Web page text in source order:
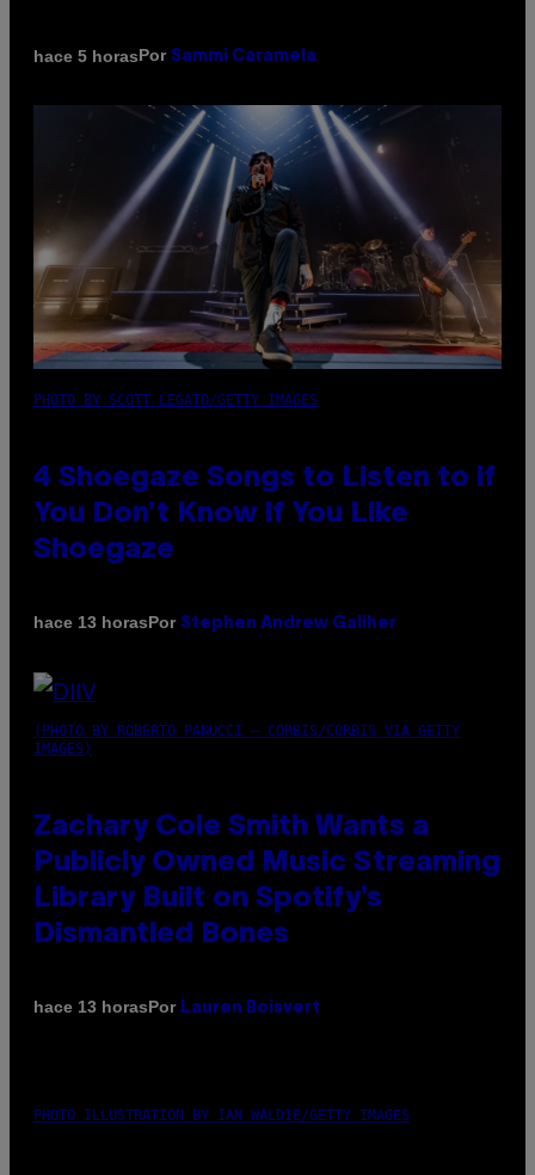
hace 5 horasPor Sammi Caramela
PHOTO BY SCOTT LEGATO/GETTY IMAGES
4 Shoegaze Songs to Listen to if
You Don’t Know if You Like
Shoegaze
hace 13 horasPor Stephen Andrew Galiher
(PHOTO BY ROBERTO PANUCCI – CORBIS/CORBIS VIA GETTY
IMAGES)
Zachary Cole Smith Wants a
Publicly Owned Music Streaming
Library Built on Spotify’s
Dismantled Bones
hace 13 horasPor Lauren Boisvert
PHOTO ILLUSTRATION BY IAN WALDIE/GETTY IMAGES